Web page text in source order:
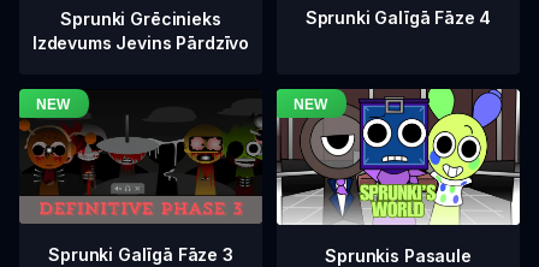
Sprunki Grēcinieks
Izdevums Jevins Pārdzīvo
Sprunki Galīgā Fāze 4
Sprunki Galīgā Fāze 3 Sprunkis Pasaule